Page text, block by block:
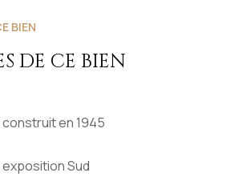
BIEN
DE CE BIEN
construit en 1945
exposition Sud